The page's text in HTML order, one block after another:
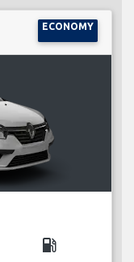
ECONOMY
local_gas_station